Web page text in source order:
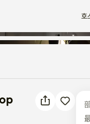
호
to bus stop